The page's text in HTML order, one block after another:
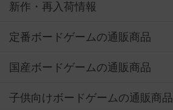
新作・再入荷情報
定番ボードゲームの通販商品
国産ボードゲームの通販商品
子供向けボードゲームの通販商品